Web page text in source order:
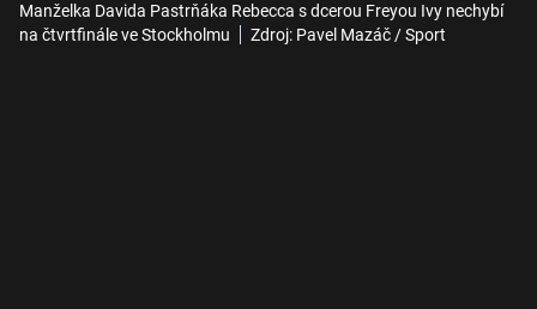
Manželka Davida Pastrňáka Rebecca s dcerou Freyou Ivy nechybí
na čtvrtfinále ve Stockholmu
Zdroj: Pavel Mazáč / Sport